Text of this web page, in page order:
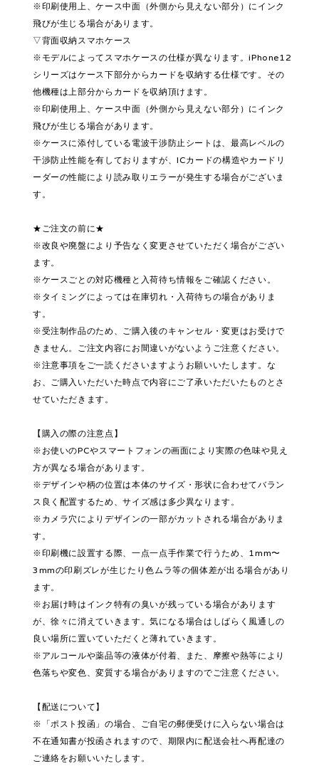
※印刷使用上、ケース中面（外側から見えない部分）にインク
飛びが生じる場合があります。
▽背面収納スマホケース
※モデルによってスマホケースの仕様が異なります。iPhone12
シリーズはケース下部分からカードを収納する仕様です。その
他機種は上部分からカードを収納頂けます。
※印刷使用上、ケース中面（外側から見えない部分）にインク
飛びが生じる場合があります。
※ケースに添付している電波干渉防止シートは、最高レベルの
干渉防止性能を有しておりますが、ICカードの構造やカードリ
ーダーの性能により読み取りエラーが発生する場合がございま
す。
★ご注文の前に★
※改良や廃盤により予告なく変更させていただく場合がござい
ます。
※ケースごとの対応機種と入荷待ち情報をご確認ください。
※タイミングによっては在庫切れ・入荷待ちの場合がありま
す。
※受注制作品のため、ご購入後のキャンセル・変更はお受けで
きません。ご注文内容にお間違いがないようご注意ください。
※注意事項をご一読くださいますようお願いいたします。な
お、ご購入いただいた時点で内容にご了承いただいたものとさ
せていただきます。
【購入の際の注意点】
※お使いのPCやスマートフォンの画面により実際の色味や見え
方が異なる場合があります。
※デザインや柄の位置は本体のサイズ・形状に合わせてバラン
ス良く配置するため、サイズ感は多少異なります。
※カメラ穴によりデザインの一部がカットされる場合がありま
す。
※印刷機に設置する際、一点一点手作業で行うため、1mm〜
3mmの印刷ズレが生じたり色ムラ等の個体差が出る場合があり
ます。
※お届け時はインク特有の臭いが残っている場合があります
が、徐々に消えていきます。気になる場合はしばらく風通しの
良い場所に置いていただくと薄れていきます。
※アルコールや薬品等の液体が付着、また、摩擦や熱等により
色落ちや変色、変質する場合がありますのでご注意ください。
【配送について】
※「ポスト投函」の場合、ご自宅の郵便受けに入らない場合は
不在通知書が投函されますので、期限内に配送会社へ再配達の
ご連絡をお願いいたします。